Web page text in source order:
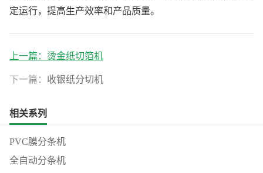
定运行，提高生产效率和产品质量。
上一篇： 烫金纸切箔机
下一篇： 收银纸分切机
相关系列
PVC膜分条机
全自动分条机